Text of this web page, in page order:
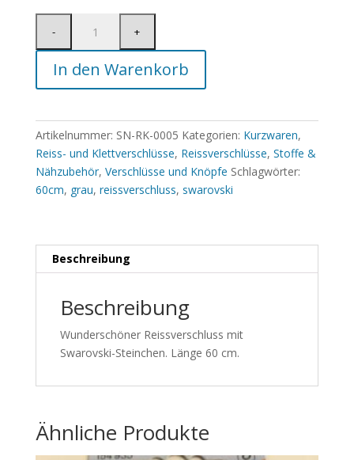
In den Warenkorb
Artikelnummer: SN-RK-0005 Kategorien: Kurzwaren,
Reiss- und Klettverschlüsse, Reissverschlüsse, Stoffe &
Nähzubehör, Verschlüsse und Knöpfe Schlagwörter:
60cm, grau, reissverschluss, swarovski
Beschreibung
Beschreibung
Wunderschöner Reissverschluss mit
Swarovski-Steinchen. Länge 60 cm.
Ähnliche Produkte